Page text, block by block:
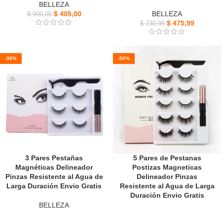
BELLEZA
$900,00 $405,00 BELLEZA
$730,99 $475,99
-36%
3 Pares Pestañas
Magnéticas Delineador
Pinzas Resistente al Agua de
Larga Duración Envio Gratis
BELLEZA
-50%
5 Pares de Pestanas
Postizas Magneticas
Delineador Pinzas
Resistente al Agua de Larga
Duración Envio Gratis